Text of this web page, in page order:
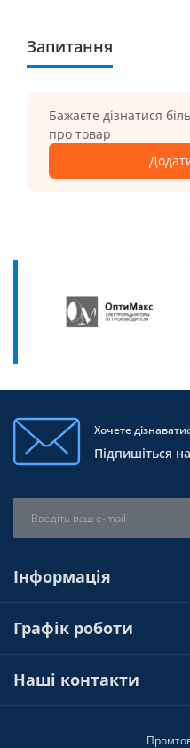
Запитання
Бажаєте дізнатися
про товар
Хочете
Підпишіться
Інформація
Графік роботи
Наші контакти